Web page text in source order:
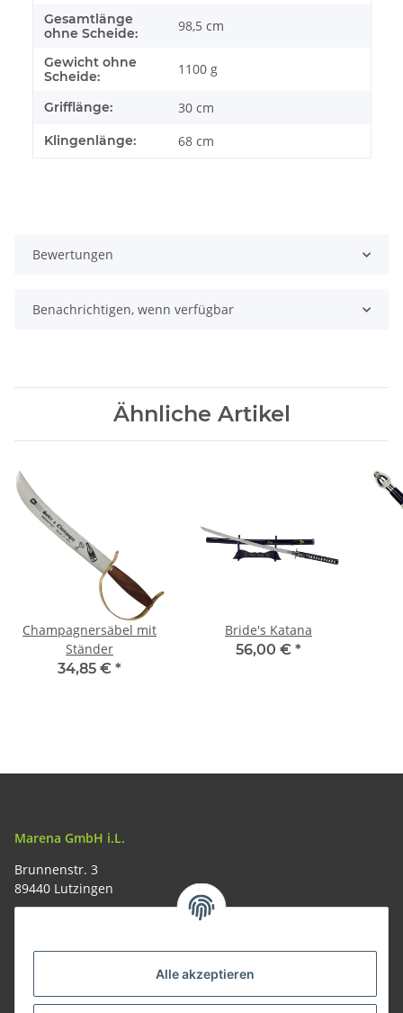
Alle akzeptieren
Gesamtlänge
ohne Scheide:
98,5 cm
Gewicht ohne
Scheide:
1100 g
Grifflänge: 30 cm
Klingenlänge: 68 cm
Bewertungen
Benachrichtigen, wenn verfügbar
Ähnliche Artikel
Champagnersäbel mit
Ständer
34,85 € *
Bride's Katana
56,00 € *
Marena GmbH i.L.
Brunnenstr. 3
89440 Lutzingen